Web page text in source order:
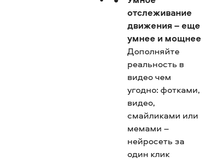
отслеживание
движения – еще
умнее и мощнее
Дополняйте
реальность в
видео чем
угодно: фотками,
видео,
смайликами или
мемами –
нейросеть за
один клик